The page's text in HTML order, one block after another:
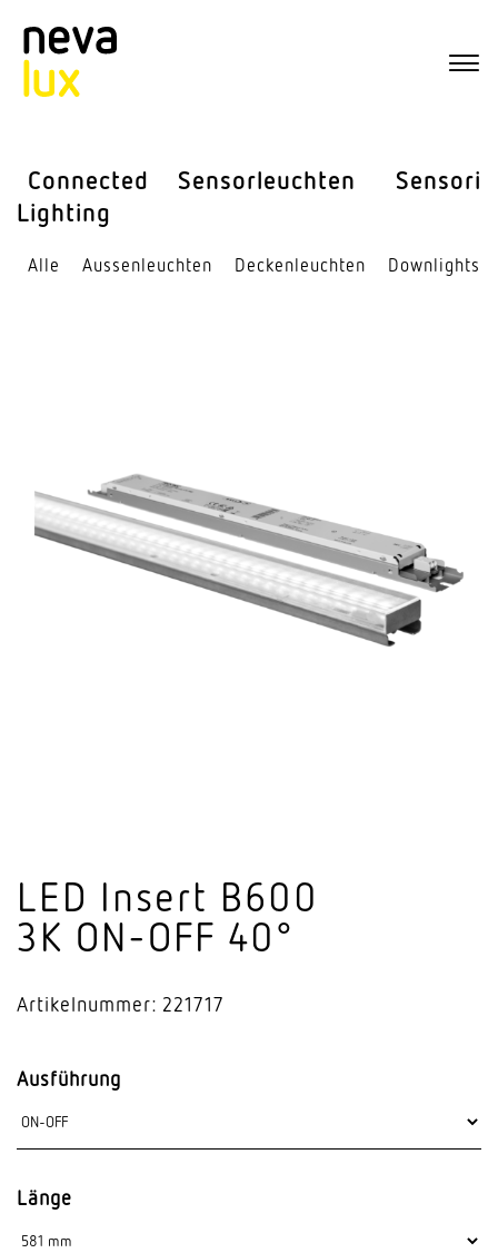
Connected
Lighting
Sensor­leuchten Sensorik
Alle Aussen­leuchten Decken­leuchten Down­lights
LED Insert B600
3K ON-OFF 40°
Artikelnummer: 221717
Ausführung
Länge